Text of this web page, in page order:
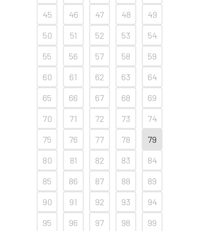
45
46 47 48
49
50
51 52 53
54
55
56 57 58
59
60
61 62 63
64
65
66 67 68
69
70
71 72 73
74
75
76 77 78
79
80
81 82 83
84
85
86 87 88
89
90
91 92 93
94
95
96 97 98
99